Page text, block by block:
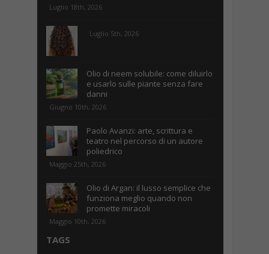
Luglio 18th, 2026
Luglio 5th, 2026
Olio di neem solubile: come diluirlo
e usarlo sulle piante senza fare
danni
Giugno 10th, 2026
Paolo Avanzi: arte, scrittura e
teatro nel percorso di un autore
poliedrico
Maggio 25th, 2026
Olio di Argan: il lusso semplice che
funziona meglio quando non
promette miracoli
Maggio 10th, 2026
TAGS